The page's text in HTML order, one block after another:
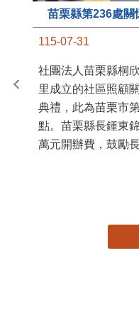
苗栗縣第236處關
115-07-31
社團法人苗栗縣桐
里成立的社區照顧
典禮，此為苗栗市
點。苗栗縣長鍾東
萬元開辦費，鼓勵